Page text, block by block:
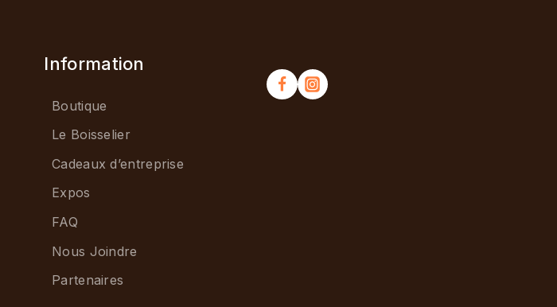
Information
Boutique
Le Boisselier
Cadeaux d’entreprise
Expos
FAQ
Nous Joindre
Partenaires